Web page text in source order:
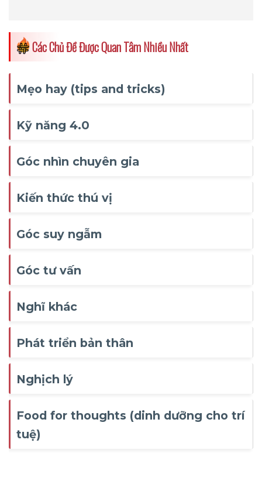
Các Chủ Đề Được Quan Tâm Nhiều Nhất
Mẹo hay (tips and tricks)
Kỹ năng 4.0
Góc nhìn chuyên gia
Kiến thức thú vị
Góc suy ngẫm
Góc tư vấn
Nghĩ khác
Phát triển bản thân
Nghịch lý
Food for thoughts (dinh dưỡng cho trí
tuệ)